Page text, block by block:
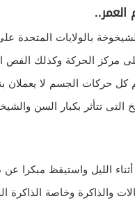
بالولايات
مركز الحركة وكذلك
حركات الجسم لا يعملان
تتأثر بكبار السن
الليل واستيقظ مبكرا
والذاكرة وخاصة الذاكرة